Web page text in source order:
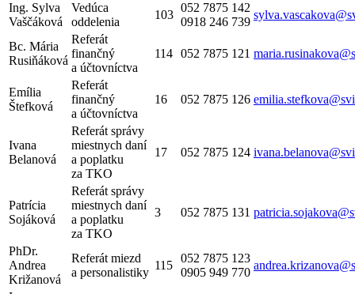
Ing. Sylva
Vaščáková
Vedúca
oddelenia
103
052 7875 142
0918 246 739
Bc. Mária
Rusiňáková
Referát
finančný
a účtovníctva
114 052 7875 121
Emília
Štefková
Referát
finančný
a účtovníctva
16 052 7875 126
Ivana
Belanová
Referát správy
miestnych daní
a poplatku
za TKO
17 052 7875 124
Patrícia
Sojáková
Referát správy
miestnych daní
a poplatku
za TKO
3 052 7875 131
PhDr.
Andrea
Križanová
Referát miezd
a personalistiky
115
052 7875 123
0905 949 770